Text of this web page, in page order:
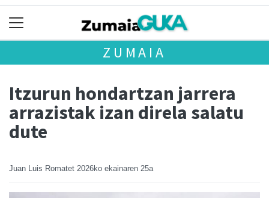
ZUMAIA
Itzurun hondartzan jarrera
arrazistak izan direla salatu
dute
Juan Luis Romatet 2026ko ekainaren 25a